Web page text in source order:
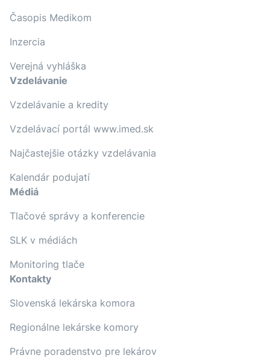
Časopis Medikom
Inzercia
Verejná vyhláška
Vzdelávanie
Vzdelávanie a kredity
Vzdelávací portál www.imed.sk
Najčastejšie otázky vzdelávania
Kalendár podujatí
Médiá
Tlačové správy a konferencie
SLK v médiách
Monitoring tlače
Kontakty
Slovenská lekárska komora
Regionálne lekárske komory
Právne poradenstvo pre lekárov